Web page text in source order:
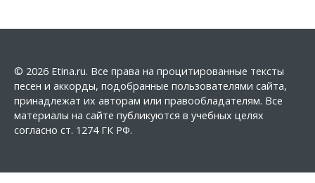
© 2026 Etina.ru. Все права на процитированные тексты
песен и аккорды, подобранные пользователями сайта,
принадлежат их авторам или правообладателям. Все
материалы на сайте публикуются в учебных целях
согласно ст. 1274 ГК РФ.